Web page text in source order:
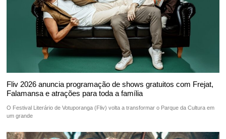
Fliv 2026 anuncia programação de shows gratuitos com Frejat,
Falamansa e atrações para toda a família
O Festival Literário de Votuporanga (Fliv) volta a transformar o Parque da Cultura em
um grande